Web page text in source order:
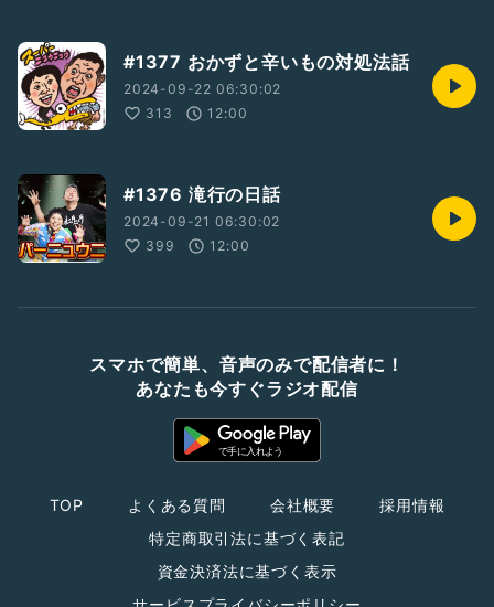
#1377 おかずと辛いもの対処法話
2024-09-22 06:30:02
313
12:00
#1376 滝行の日話
2024-09-21 06:30:02
399
12:00
スマホで簡単、音声のみで配信者に！
あなたも今すぐラジオ配信
TOP よくある質問 会社概要
採用情報
特定商取引法に基づく表記
資金決済法に基づく表示